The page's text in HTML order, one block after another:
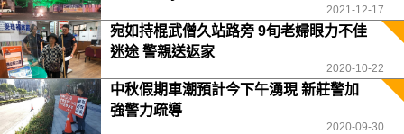
2021-12-17
宛如持棍武僧久站路旁 9旬老婦眼力不佳
迷途 警親送返家
2020-10-22
中秋假期車潮預計今下午湧現 新莊警加
強警力疏導
2020-09-30